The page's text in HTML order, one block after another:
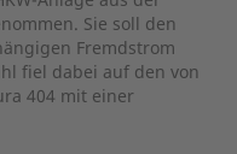
Sie soll den
Fremdstrom
fiel dabei auf den von
404 mit einer